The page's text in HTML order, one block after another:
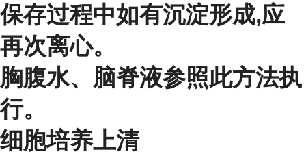
保存过程中如有沉淀形成,应
再次离心。
胸腹水、脑脊液参照此方法执
行。
细胞培养上清